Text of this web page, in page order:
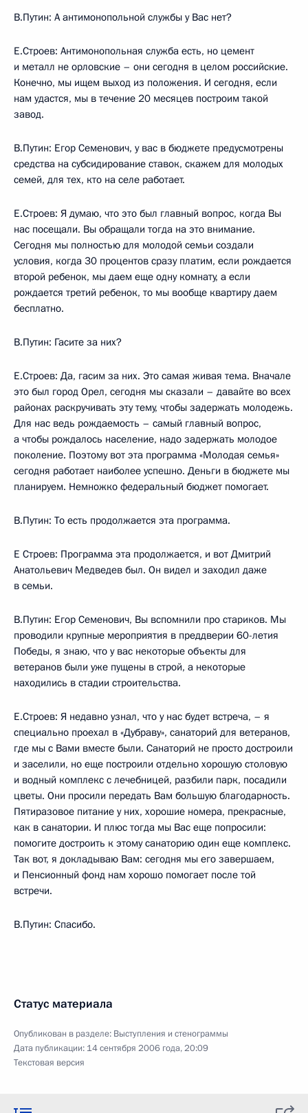
В.Путин: А антимонопольной службы у Вас нет?
Е.Строев: Антимонопольная служба есть, но цемент
и металл не орловские – они сегодня в целом российские.
Конечно, мы ищем выход из положения. И сегодня, если
нам удастся, мы в течение 20 месяцев построим такой
завод.
В.Путин: Егор Семенович, у вас в бюджете предусмотрены
средства на субсидирование ставок, скажем для молодых
семей, для тех, кто на селе работает.
Е.Строев: Я думаю, что это был главный вопрос, когда Вы
нас посещали. Вы обращали тогда на это внимание.
Сегодня мы полностью для молодой семьи создали
условия, когда 30 процентов сразу платим, если рождается
второй ребенок, мы даем еще одну комнату, а если
рождается третий ребенок, то мы вообще квартиру даем
бесплатно.
В.Путин: Гасите за них?
Е.Строев: Да, гасим за них. Это самая живая тема. Вначале
это был город Орел, сегодня мы сказали – давайте во всех
районах раскручивать эту тему, чтобы задержать молодежь.
Для нас ведь рождаемость – самый главный вопрос,
а чтобы рождалось население, надо задержать молодое
поколение. Поэтому вот эта программа «Молодая семья»
сегодня работает наиболее успешно. Деньги в бюджете мы
планируем. Немножко федеральный бюджет помогает.
В.Путин: То есть продолжается эта программа.
Е Строев: Программа эта продолжается, и вот Дмитрий
Анатольевич Медведев был. Он видел и заходил даже
в семьи.
В.Путин: Егор Семенович, Вы вспомнили про стариков. Мы
проводили крупные мероприятия в преддверии 60-летия
Победы, я знаю, что у вас некоторые объекты для
ветеранов были уже пущены в строй, а некоторые
находились в стадии строительства.
Е.Строев: Я недавно узнал, что у нас будет встреча, – я
специально проехал в «Дубраву», санаторий для ветеранов,
где мы с Вами вместе были. Санаторий не просто достроили
и заселили, но еще построили отдельно хорошую столовую
и водный комплекс с лечебницей, разбили парк, посадили
цветы. Они просили передать Вам большую благодарность.
Пятиразовое питание у них, хорошие номера, прекрасные,
как в санатории. И плюс тогда мы Вас еще попросили:
помогите достроить к этому санаторию один еще комплекс.
Так вот, я докладываю Вам: сегодня мы его завершаем,
и Пенсионный фонд нам хорошо помогает после той
встречи.
В.Путин: Спасибо.
Статус материала
Опубликован в разделе: Выступления и стенограммы
Дата публикации: 14 сентября 2006 года, 20:09
Текстовая версия